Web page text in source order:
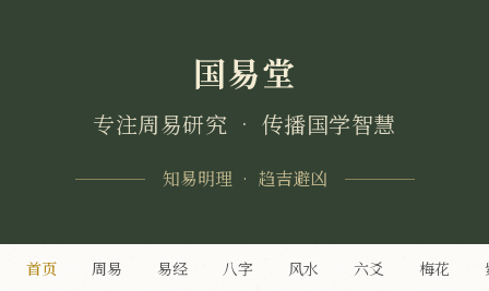
国易堂
专注周易研究 • 传播国学智慧
知易明理 • 趋吉避凶
首页 周易 易经 八字 风水 六爻 梅花